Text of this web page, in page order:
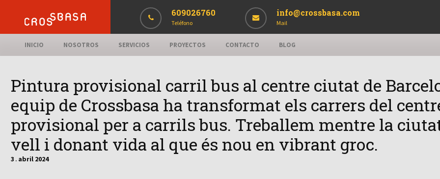
609026760
Teléfono
info@crossbasa.com
Mail
INICIO NOSOTROS SERVICIOS PROYECTOS CONTACTO BLOG
Pintura provisional carril bus al centre ciutat de
equip de Crossbasa ha transformat els carrers del
provisional per a carrils bus. Treballem mentre la
vell i donant vida al que és nou en vibrant groc.
3 . abril 2024